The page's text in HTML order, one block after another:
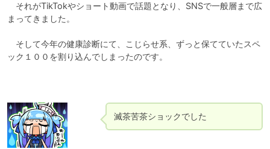
それがTikTokやショート動画で話題となり、SNSで一般層まで広
まってきました。
そして今年の健康診断にて、こじらせ系、ずっと保てていたスペ
ック１００を割り込んでしまったのです。
滅茶苦茶ショックでした